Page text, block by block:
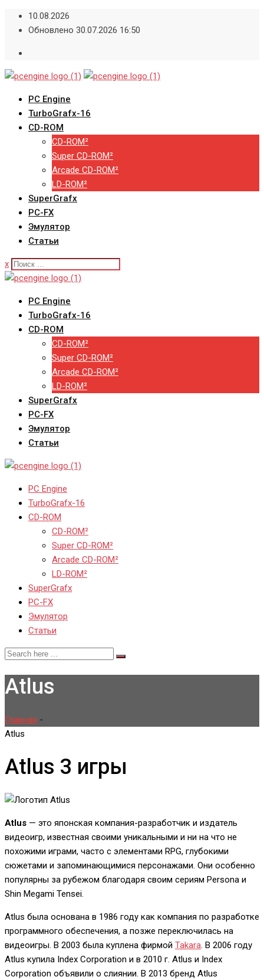
Skip
10.08.2026
Обновлено 30.07.2026 16:50
PC Engine
TurboGrafx-16
CD-ROM
CD-ROM²
Super CD-ROM²
Arcade CD-ROM²
LD-ROM²
SuperGrafx
PC-FX
Эмулятор
Статьи
x
PC Engine
TurboGrafx-16
CD-ROM
CD-ROM²
Super CD-ROM²
Arcade CD-ROM²
LD-ROM²
SuperGrafx
PC-FX
Эмулятор
Статьи
PC Engine
TurboGrafx-16
CD-ROM
CD-ROM²
Super CD-ROM²
Arcade CD-ROM²
LD-ROM²
SuperGrafx
PC-FX
Эмулятор
Статьи
Atlus
Главная -
Atlus
Atlus 3 игры
Atlus — это японская компания-разработчик и издатель
видеоигр, известная своими уникальными и ни на что не
похожими играми, часто с элементами RPG, глубокими
сюжетами и запоминающимися персонажами. Они особенно
популярны за рубежом благодаря своим сериям Persona и
Shin Megami Tensei.
Atlus была основана в 1986 году как компания по разработке
программного обеспечения, а позже переключилась на
видеоигры. В 2003 была куплена фирмой Takara. В 2006 году
Atlus купила Index Corporation и в 2010 г. Atlus и Index
Corporation объявили о слиянии. В 2013 бренд Atlus